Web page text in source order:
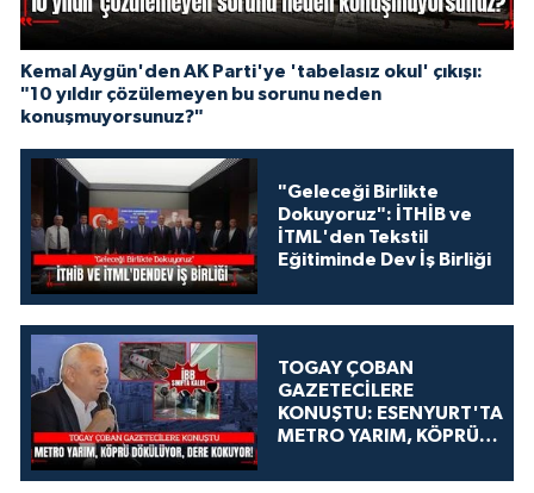
Kemal Aygün'den AK Parti'ye 'tabelasız okul' çıkışı:
"10 yıldır çözülemeyen bu sorunu neden
konuşmuyorsunuz?"
"Geleceği Birlikte
Dokuyoruz": İTHİB ve
İTML'den Tekstil
Eğitiminde Dev İş Birliği
TOGAY ÇOBAN
GAZETECİLERE
KONUŞTU: ESENYURT'TA
METRO YARIM, KÖPRÜ
KOKUYOR!